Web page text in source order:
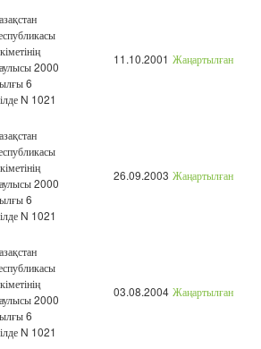
2000
6
N 1021
11.10.2001 Жаңартылған
2000
6
N 1021
26.09.2003 Жаңартылған
2000
6
N 1021
03.08.2004 Жаңартылған